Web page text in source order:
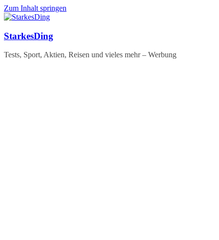
Zum Inhalt springen
StarkesDing
Tests, Sport, Aktien, Reisen und vieles mehr – Werbung